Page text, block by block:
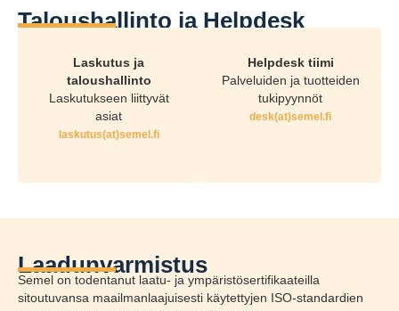
Taloushallinto ja Helpdesk
Laskutus ja
taloushallinto
Laskutukseen liittyvät
asiat
if.lemes(ta)sutuksal
Helpdesk tiimi
Palveluiden ja tuotteiden
tukipyynnöt
if.lemes(ta)ksed
Laadunvarmistus
Semel on todentanut laatu- ja ympäristösertifikaateilla
sitoutuvansa maailmanlaajuisesti käytettyjen ISO-standardien